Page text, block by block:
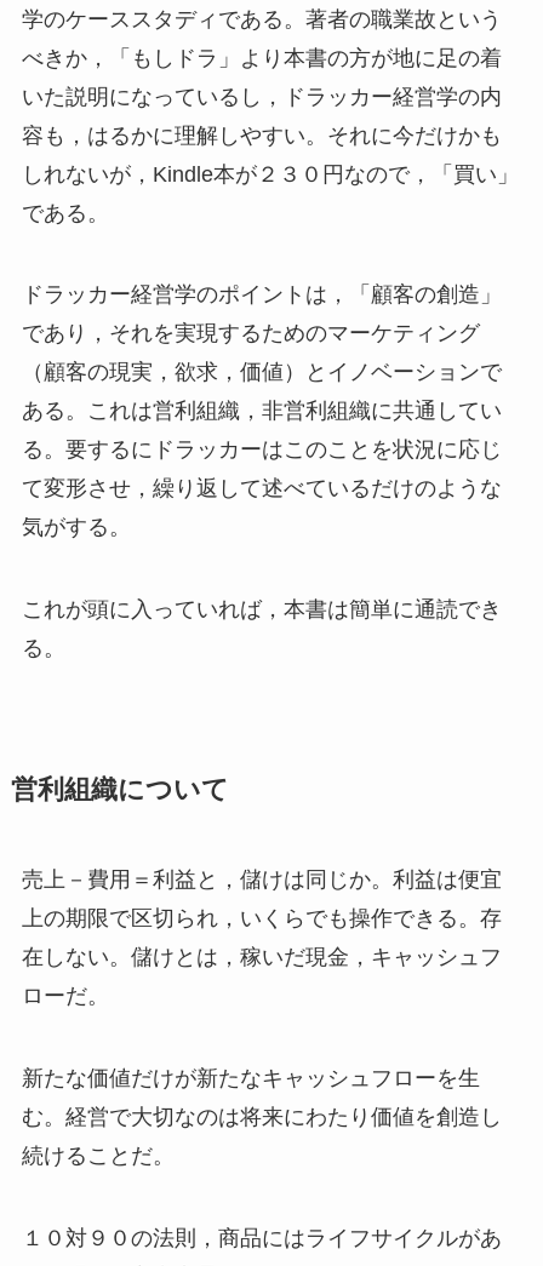
学のケーススタディである。著者の職業故という
べきか，「もしドラ」より本書の方が地に足の着
いた説明になっているし，ドラッカー経営学の内
容も，はるかに理解しやすい。それに今だけかも
しれないが，Kindle本が２３０円なので，「買い」
である。
ドラッカー経営学のポイントは，「顧客の創造」
であり，それを実現するためのマーケティング
（顧客の現実，欲求，価値）とイノベーションで
ある。これは営利組織，非営利組織に共通してい
る。要するにドラッカーはこのことを状況に応じ
て変形させ，繰り返して述べているだけのような
気がする。
これが頭に入っていれば，本書は簡単に通読でき
る。
営利組織について
売上－費用＝利益と，儲けは同じか。利益は便宜
上の期限で区切られ，いくらでも操作できる。存
在しない。儲けとは，稼いだ現金，キャッシュフ
ローだ。
新たな価値だけが新たなキャッシュフローを生
む。経営で大切なのは将来にわたり価値を創造し
続けることだ。
１０対９０の法則，商品にはライフサイクルがあ